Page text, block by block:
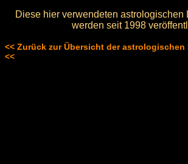
Diese hier verwendeten astrologischen
werden seit 1998
<< Zurück zur Übersicht der astrologischen
<<